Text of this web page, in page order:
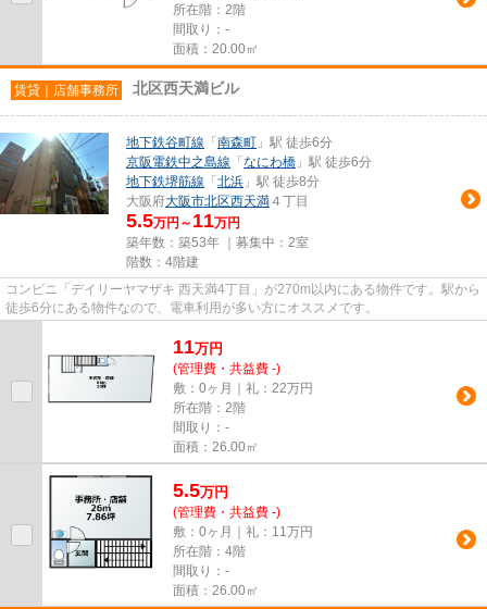
所在階：2階
間取り：-
面積：20.00㎡
賃貸｜店舗事務所 北区西天満ビル
地下鉄谷町線 「 南森町 」駅 徒歩6分
京阪電鉄中之島線 「 なにわ橋 」駅 徒歩6分
地下鉄堺筋線 「 北浜 」駅 徒歩8分
大阪府大阪市北区西天満 ４丁目
5.5万円～ 11万円
築年数：築53年 ｜募集中： 2室
階数：4階建
コンビニ「デイリーヤマザキ 西天満4丁目」が270m以内にある物件です。駅から
徒歩6分にある物件なので、電車利用が多い方にオススメです。
11万円
(管理費・共益費 -)
敷：0ヶ月｜礼：22万円
所在階：2階
間取り：-
面積：26.00㎡
5.5万円
(管理費・共益費 -)
敷：0ヶ月｜礼：11万円
所在階：4階
間取り：-
面積：26.00㎡